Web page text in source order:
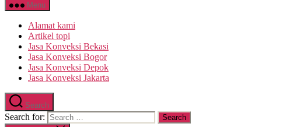
Menu
Alamat kami
Artikel topi
Jasa Konveksi Bekasi
Jasa Konveksi Bogor
Jasa Konveksi Depok
Jasa Konveksi Jakarta
Search
Search for: